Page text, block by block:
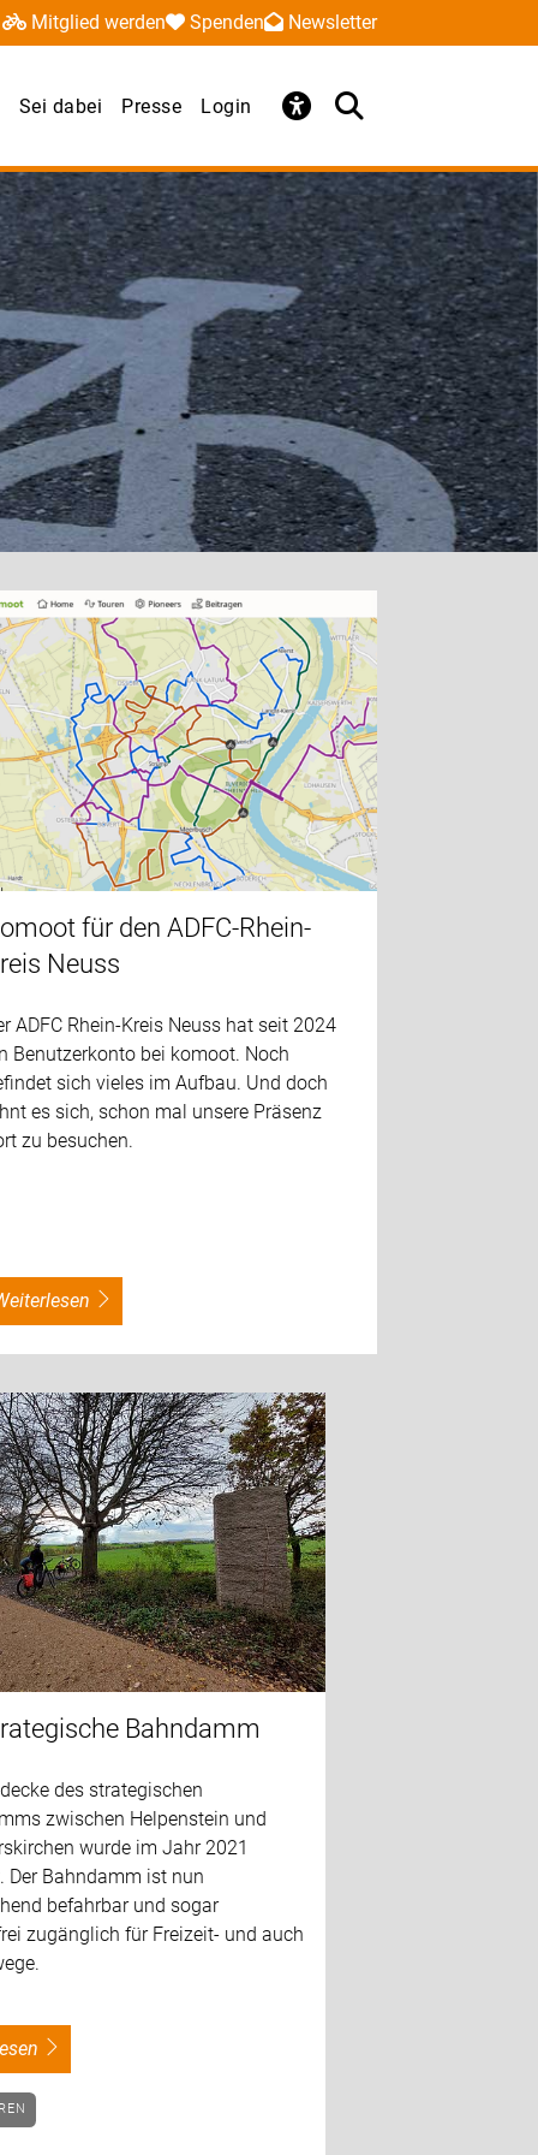
Mitglied werden Spenden Newsletter
Sei dabei Presse Login
für den ADFC-Rhein-
Neuss
ADFC Rhein-Kreis Neuss hat seit 2024
Benutzerkonto bei komoot. Noch
sich vieles im Aufbau. Und doch
es sich, schon mal unsere Präsenz
zu besuchen.
weiterlesen
Bahndamm
des strategischen
zwischen Helpenstein und
wurde im Jahr 2021
Der Bahndamm ist nun
befahrbar und sogar
zugänglich für Freizeit- und auch